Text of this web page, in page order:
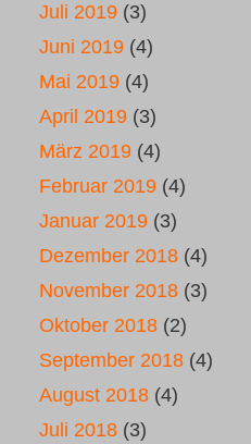
Juli 2019 (3)
Juni 2019 (4)
Mai 2019 (4)
April 2019 (3)
März 2019 (4)
Februar 2019 (4)
Januar 2019 (3)
Dezember 2018 (4)
November 2018 (3)
Oktober 2018 (2)
September 2018 (4)
August 2018 (4)
Juli 2018 (3)